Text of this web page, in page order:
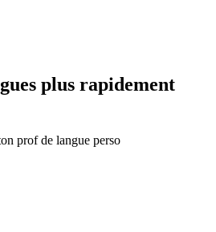
plus rapidement
prof de langue perso